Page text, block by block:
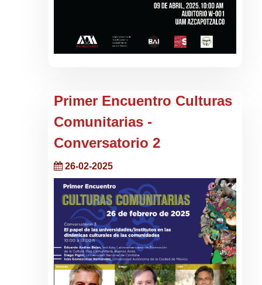
Primer Encuentro Culturas
Comunitarias -
Conversatorio 2
26-02-2025